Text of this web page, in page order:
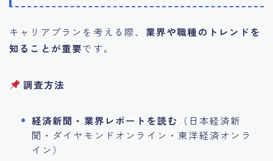
キャリアプランを考える際、 業界や職種のトレンドを
知ることが重要です。
調査方法
経済新聞・業界レポートを読む （日本経済新
聞・ダイヤモンドオンライン・東洋経済オンラ
イン）